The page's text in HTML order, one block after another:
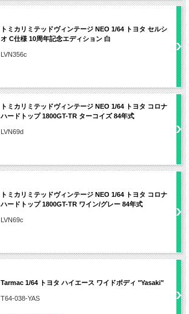
トミカリミテッドヴィンテージ NEO 1/64 トヨタ セルシ
オ C仕様 10周年記念エディション 白
LVN356c
トミカリミテッドヴィンテージ NEO 1/64 トヨタ コロナ
ハードトップ 1800GT-TR ターコイズ 84年式
LVN69d
トミカリミテッドヴィンテージ NEO 1/64 トヨタ コロナ
ハードトップ 1800GT-TR ワイン/グレー 84年式
LVN69c
Tarmac 1/64 トヨタ ハイエース ワイドボディ "Yasaki"
T64-038-YAS